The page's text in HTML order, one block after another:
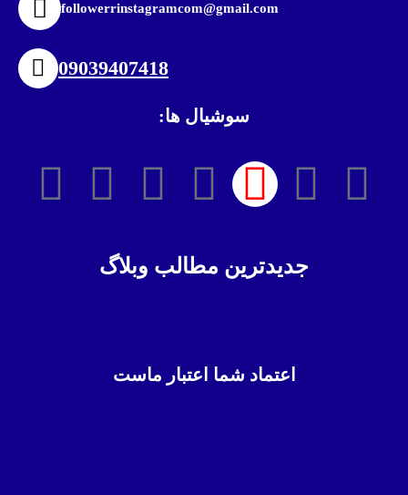
جدیدترین مطالب وبلاگ
اعتماد شما اعتبار ماست
followerrinstagramcom@gmail.com
09039407418
سوشیال ها: